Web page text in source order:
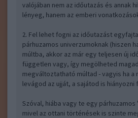
valójában nem az időutazás és annak
lényeg, hanem az emberi
2. Fel lehet fogni az időutazást
párhuzamos univerzumoknak (hiszen
múltba, akkor az már egy teljesen új
független vagy, így megölheted
megváltoztatható múltad - vagyis ha a
levágod az ujját, a sajátod is hiányozni
Szóval, hiába vagy te egy párhuzamos
mivel az ottani történések is szinte